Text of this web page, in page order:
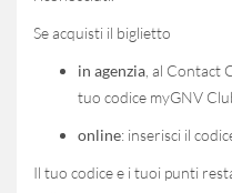
Se acquisti il biglietto
in agenzia , al Contact
tuo codice myGNV
online: inserisci il
Il tuo codice e i tuoi punti